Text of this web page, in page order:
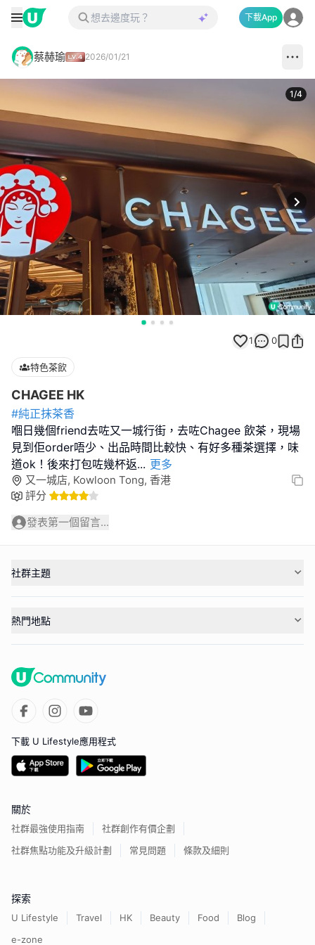
下載App
蔡赫瑜 2026/01/21
1/4
1 0
特色茶飲
CHAGEE HK
#純正抹茶香
嗰日幾個friend去咗又一城行街，去咗Chagee 飲茶，現場
見到佢order唔少、出品時間比較快、有好多種茶選擇，味
道ok！後來打包咗幾杯返... 更多
又一城店, Kowloon Tong, 香港
評分
發表第一個留言...
社群主題
熱門地點
下載 U Lifestyle應用程式
關於
社群最強使用指南
社群創作有價企劃
社群焦點功能及升級計劃
常見問題 條款及細則
探索
U Lifestyle Travel HK Beauty Food
Blog
e-zone